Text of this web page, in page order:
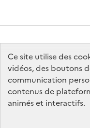
Ce site utilise des
vidéos, des boutons
communication
contenus de
animés et interactifs.
MINISTÈRE
DE LA CULTURE